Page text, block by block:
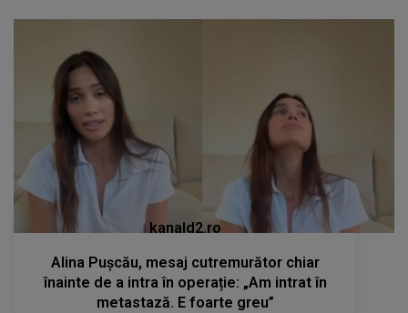
kanald2.ro
Alina Pușcău, mesaj cutremurător chiar
înainte de a intra în operație: „Am intrat în
metastază. E foarte greu”